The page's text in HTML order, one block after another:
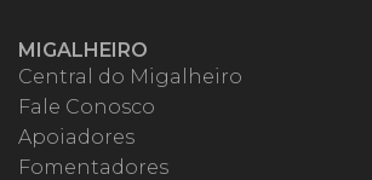
MIGALHEIRO
Central do Migalheiro
Fale Conosco
Apoiadores
Fomentadores